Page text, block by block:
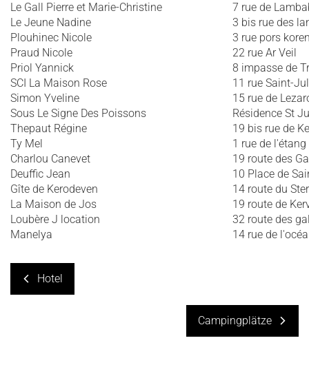
Le Gall Pierre et Marie-Christine
7 rue de
Le Jeune Nadine
3 bis rue des
Plouhinec Nicole
3 rue pors
Praud Nicole
22 rue Ar Veil
Priol Yannick
8 impasse de
SCI La Maison Rose
11 rue Saint-
Simon Yveline
15 rue de
Sous Le Signe Des Poissons
Résidence St
Thepaut Régine
19 bis rue de
Ty Mel
1 rue de l'étang
Charlou Canevet
19 route des
Deuffic Jean
10 Place de
Gîte de Kerodeven
14 route du
La Maison de Jos
19 route de
Loubère J location
32 route des
Manelya
14 rue de
Hotel
Campingplätze